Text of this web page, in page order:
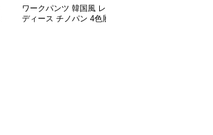
ワークパンツ 韓国風 レ
ディース チノパン 4色展